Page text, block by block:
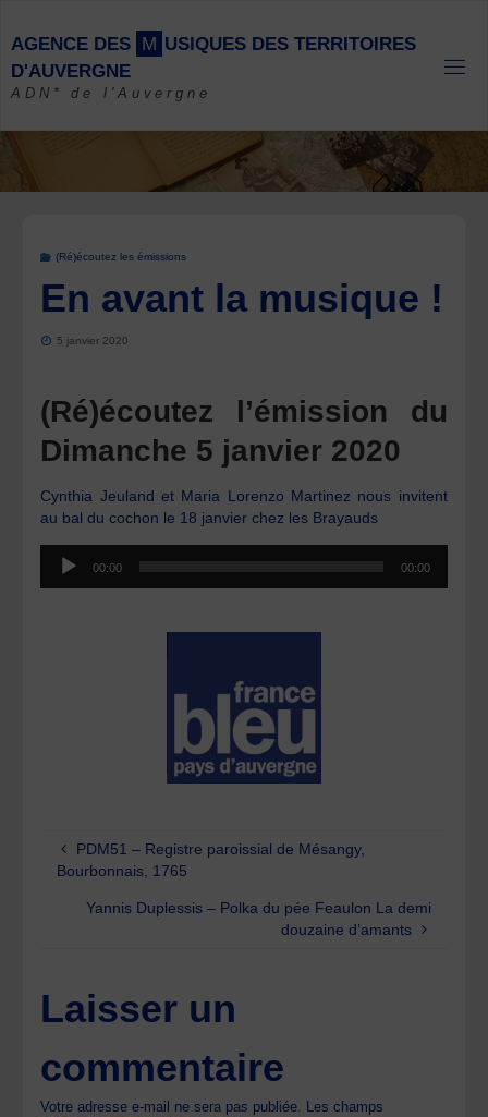
content
AGENCE DES M USIQUES DES TERRITOIRES
D'AUVERGNE
ADN* de l'Auvergne
(Ré)écoutez les émissions
En avant la musique !
5 janvier 2020
(Ré)écoutez l’émission du
Dimanche 5 janvier 2020
Cynthia Jeuland et Maria Lorenzo Martinez nous invitent
au bal du cochon le 18 janvier chez les Brayauds
Lecteur
audio
00:00 00:00
PDM51 – Registre paroissial de Mésangy,
Bourbonnais, 1765
Yannis Duplessis – Polka du pée Feaulon La demi
douzaine d’amants
Laisser un
commentaire
Votre adresse e-mail ne sera pas publiée. Les champs